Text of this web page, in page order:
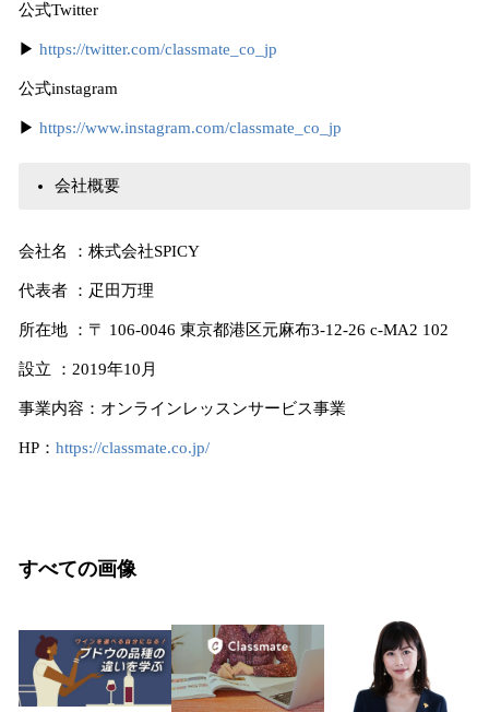
公式Twitter
▶︎ https://twitter.com/classmate_co_jp
公式instagram
▶︎ https://www.instagram.com/classmate_co_jp
会社概要
会社名 ：株式会社SPICY
代表者 ：疋田万理
所在地 ：〒 106-0046 東京都港区元麻布3-12-26 c-MA2 102
設立 ：2019年10月
事業内容：オンラインレッスンサービス事業
HP： https://classmate.co.jp/
すべての画像